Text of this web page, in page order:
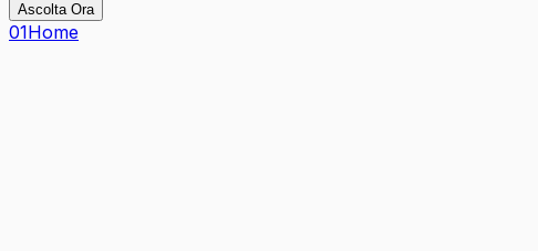
Ascolta Ora
01Home